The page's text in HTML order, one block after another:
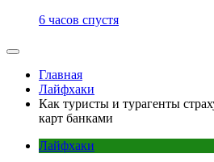
6 часов спустя
Главная
Лайфхаки
Как туристы и турагенты
карт банками
Лайфхаки